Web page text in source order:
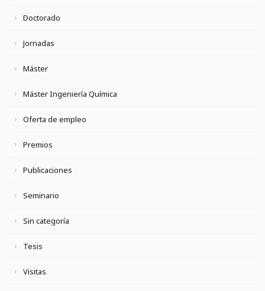
Doctorado
Jornadas
Máster
Máster Ingeniería Química
Oferta de empleo
Premios
Publicaciones
Seminario
Sin categoría
Tesis
Visitas